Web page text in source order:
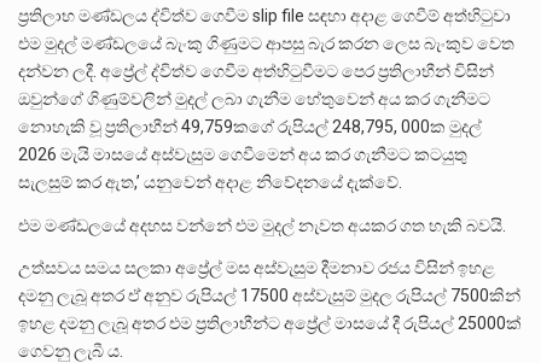
ප්‍රතිලාභ මණ්ඩලය ද්විත්ව ගෙවීම slip file සඳහා අදාළ ගෙවීම් අත්හිටුවා
එම මුදල් මණ්ඩලයේ බැංකු ගිණුමට ආපසු බැර කරන ලෙස බැංකුව වෙත
දන්වන ලදී. අප්‍රේල් ද්විත්ව ගෙවීම අත්හිටුවීමට පෙර ප්‍රතිලාභීන් විසින්
ඔවුන්ගේ ගිණුම්වලින් මුදල් ලබා ගැනීම හේතුවෙන් අය කර ගැනීමට
නොහැකි වූ ප්‍රතිලාභීන් 49,759කගේ රුපියල් 248,795, 000ක මුදල්
2026 මැයි මාසයේ අස්වැසුම ගෙවීමෙන් අය කර ගැනීමට කටයුතු
සැලසුම් කර ඇත,’ යනුවෙන් අදාළ නිවේදනයේ දැක්වේ.
එම මණ්ඩලයේ අදහස වන්නේ එම මුදල් නැවත අයකර ගත හැකි බවයි.
උත්සවය සමය සලකා අප්‍රේල් මස අස්වැසුම දීමනාව රජය විසින් ඉහළ
දමනු ලැබූ අතර ඒ අනුව රුපියල් 17500 අස්වැසුම් මුදල රුපියල් 7500කින්
ඉහළ දමනු ලැබූ අතර එම ප්‍රතිලාභීන්ට අප්‍රේල් මාසයේ දී රුපියල් 25000ක්
ගෙවනු ලැබී ය.